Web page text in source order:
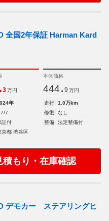
全国2年保証 Harman Kard
3 万円
本体価格
444. 9 万円
年 走行
1.0万km
7 修復
なし
証付 整備
法定整備付
京都 渋谷区
積もり・在庫確認
デモカー ステアリングヒ